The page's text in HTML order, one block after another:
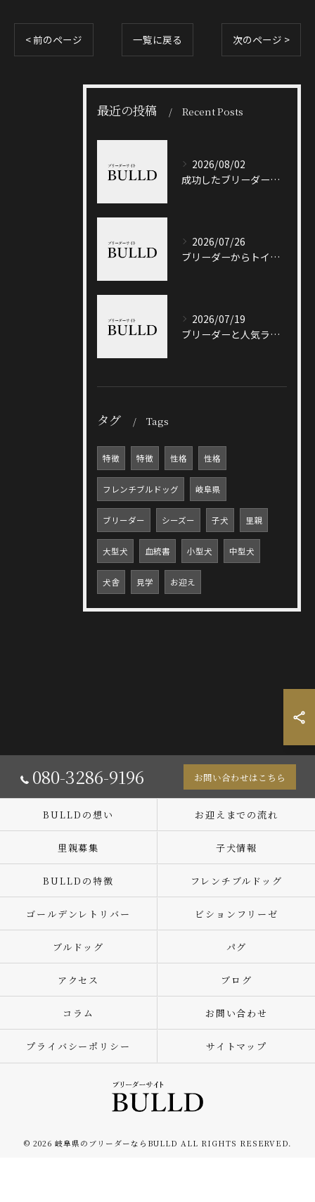
< 前のページ 一覧に戻る 次のページ >
最近の投稿 Recent Posts
2026/08/02
成功したブリーダーと岐阜県加茂郡八百津町で信頼できる出会い方徹底ガイド
2026/07/26
ブリーダーからトイプードルを迎える前に知っておきたい選び方と価格相場のポイント
2026/07/19
ブリーダーと人気ランキングで土岐市の選び方や信頼性を徹底解説
タグ Tags
特徴 特徴 性格 性格
フレンチブルドッグ 岐阜県
ブリーダー シーズー 子犬 里親
大型犬 血統書 小型犬 中型犬
犬舎 見学 お迎え
080-3286-9196 お問い合わせはこちら
BULLDの想い お迎えまでの流れ
里親募集 子犬情報
BULLDの特徴 フレンチブルドッグ
ゴールデンレトリバー ビションフリーゼ
ブルドッグ パグ
アクセス ブログ
コラム お問い合わせ
プライバシーポリシー サイトマップ
© 2026 岐阜県のブリーダーならBULLD ALL RIGHTS RESERVED.